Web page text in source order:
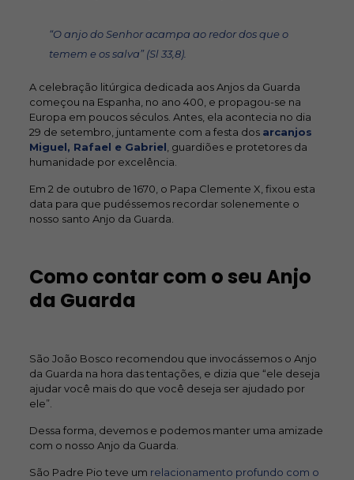
“O anjo do Senhor acampa ao redor dos que o
temem e os salva” (Sl 33,8).
A celebração litúrgica dedicada aos Anjos da Guarda
começou na Espanha, no ano 400, e propagou-se na
Europa em poucos séculos. Antes, ela acontecia no dia
29 de setembro, juntamente com a festa dos arcanjos
Miguel, Rafael e Gabriel , guardiões e protetores da
humanidade por excelência.
Em 2 de outubro de 1670, o Papa Clemente X, fixou esta
data para que pudéssemos recordar solenemente o
nosso santo Anjo da Guarda.
Como contar com o seu Anjo
da Guarda
São João Bosco recomendou que invocássemos o Anjo
da Guarda na hora das tentações, e dizia que “ele deseja
ajudar você mais do que você deseja ser ajudado por
ele”.
Dessa forma, devemos e podemos manter uma amizade
com o nosso Anjo da Guarda.
São Padre Pio teve um relacionamento profundo com o